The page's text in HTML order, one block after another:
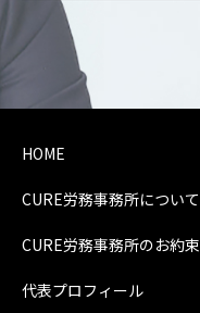
HOME
CURE労務事務所について
CURE労務事務所のお約束
代表プロフィール